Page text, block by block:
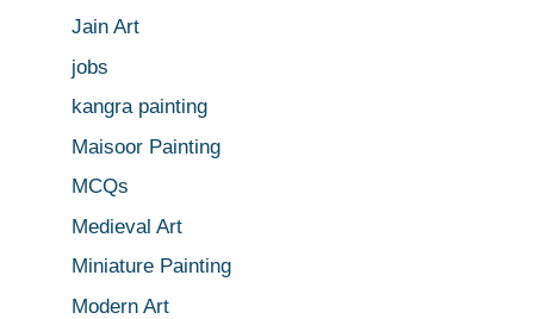
Jain Art
jobs
kangra painting
Maisoor Painting
MCQs
Medieval Art
Miniature Painting
Modern Art